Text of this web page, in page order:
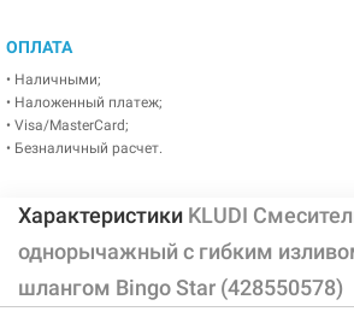
ОПЛАТА
• Наличными;
• Наложенный платеж;
• Visa/MasterCard;
• Безналичный расчет.
Характеристики KLUDI
однорычажный с гибким
шлангом Bingo Star (428550578)